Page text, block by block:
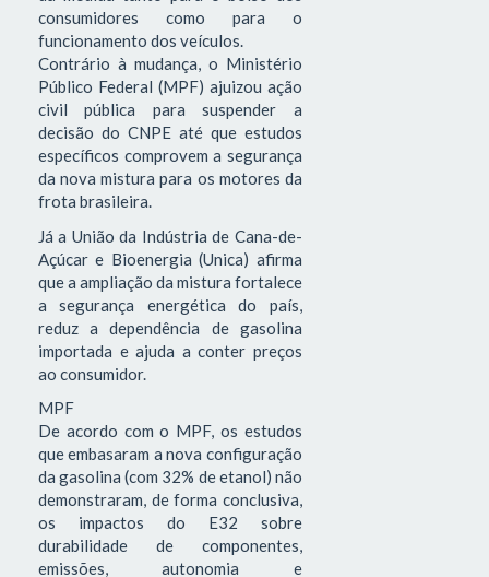
consumidores como para o
funcionamento dos veículos.
Contrário à mudança, o Ministério
Público Federal (MPF) ajuizou ação
civil pública para suspender a
decisão do CNPE até que estudos
específicos comprovem a segurança
da nova mistura para os motores da
frota brasileira.
Já a União da Indústria de Cana-de-
Açúcar e Bioenergia (Unica) afirma
que a ampliação da mistura fortalece
a segurança energética do país,
reduz a dependência de gasolina
importada e ajuda a conter preços
ao consumidor.
MPF
De acordo com o MPF, os estudos
que embasaram a nova configuração
da gasolina (com 32% de etanol) não
demonstraram, de forma conclusiva,
os impactos do E32 sobre
durabilidade de componentes,
emissões, autonomia e